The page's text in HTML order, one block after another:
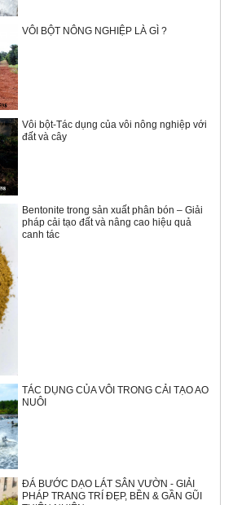
VÔI BỘT NÔNG NGHIỆP LÀ GÌ ?
Vôi bột-Tác dụng của vôi nông nghiệp với
đất và cây
Bentonite trong sản xuất phân bón – Giải
pháp cải tạo đất và nâng cao hiệu quả
canh tác
TÁC DỤNG CỦA VÔI TRONG CẢI TẠO AO
NUÔI
ĐÁ BƯỚC DẠO LÁT SÂN VƯỜN - GIẢI
PHÁP TRANG TRÍ ĐẸP, BỀN & GẦN GŨI